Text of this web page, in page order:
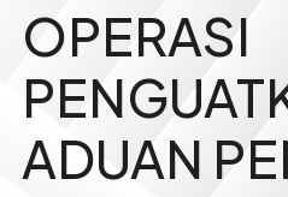
OPERASI
ADUAN